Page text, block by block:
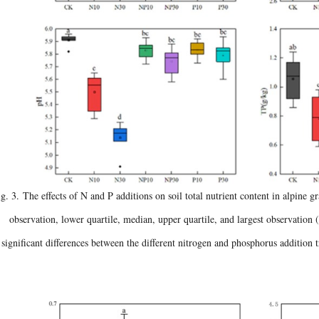
3. The effects of N and P additions on soil total nutrient content in alpine
observation, lower quartile, median, upper quartile, and largest
significant differences between the different nitrogen and phosphorus